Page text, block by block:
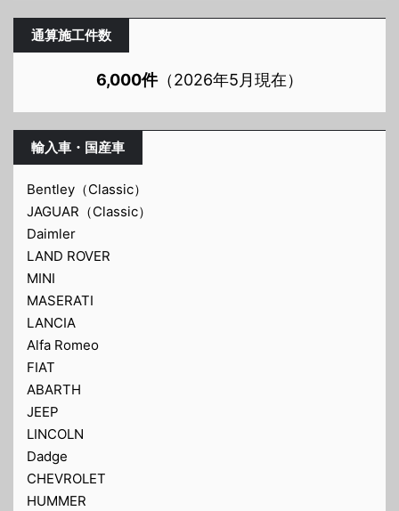
通算施工件数
6,000件（2026年5月現在）
輸入車・国産車
Bentley（Classic）
JAGUAR（Classic）
Daimler
LAND ROVER
MINI
MASERATI
LANCIA
Alfa Romeo
FIAT
ABARTH
JEEP
LINCOLN
Dadge
CHEVROLET
HUMMER